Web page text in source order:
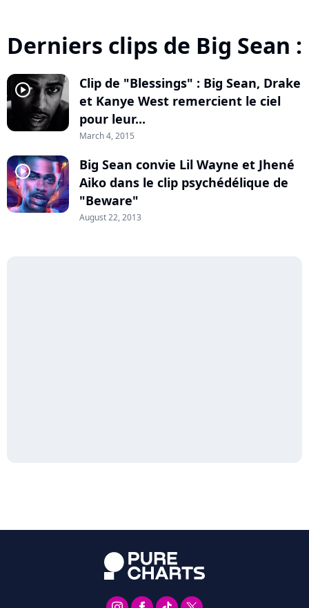
Derniers clips de Big Sean :
player2
Clip de "Blessings" : Big Sean, Drake
et Kanye West remercient le ciel
pour leur...
March 4, 2015
player2
Big Sean convie Lil Wayne et Jhené
Aiko dans le clip psychédélique de
"Beware"
August 22, 2013